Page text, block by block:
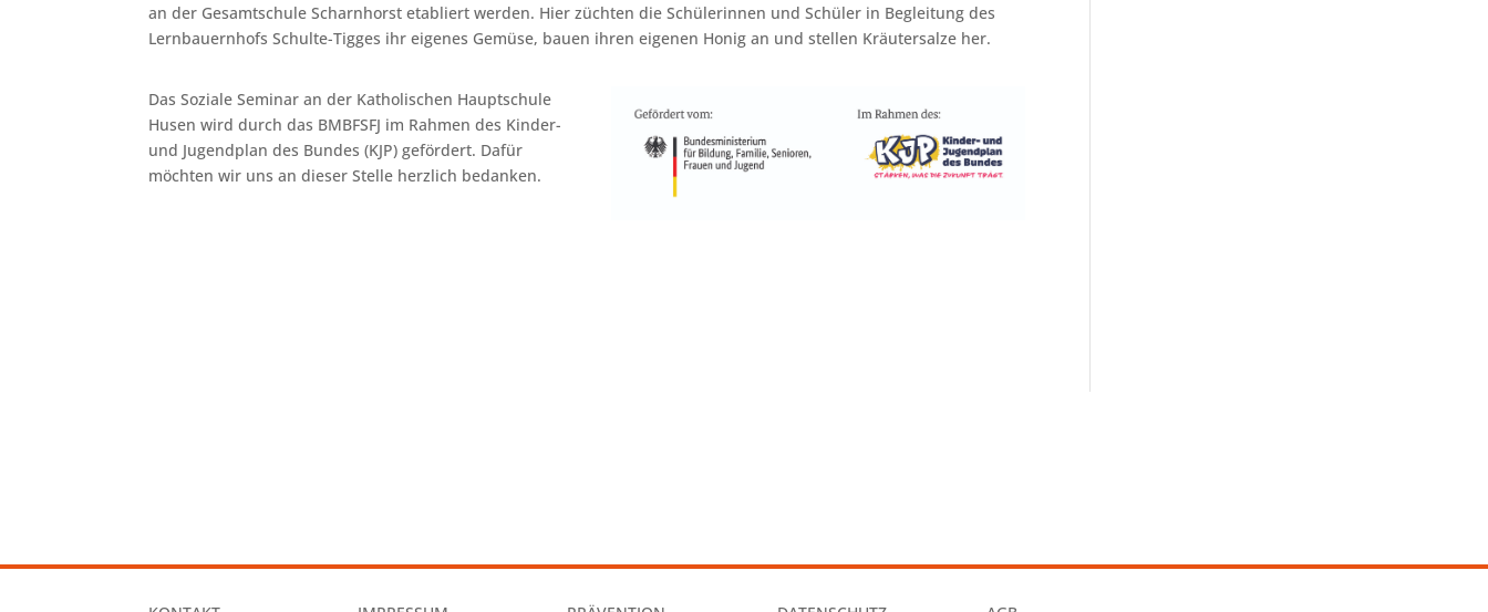
an der Gesamtschule Scharnhorst etabliert werden. Hier züchten die Schülerinnen und Schüler in Begleitung des
Lernbauernhofs Schulte-Tigges ihr eigenes Gemüse, bauen ihren eigenen Honig an und stellen Kräutersalze her.
Das Soziale Seminar an der Katholischen Hauptschule
Husen wird durch das BMBFSFJ im Rahmen des Kinder-
und Jugendplan des Bundes (KJP) gefördert. Dafür
möchten wir uns an dieser Stelle herzlich bedanken.